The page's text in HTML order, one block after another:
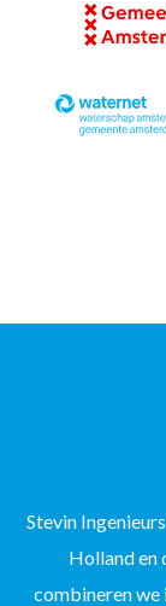
Stevin
Holland en
combineren we